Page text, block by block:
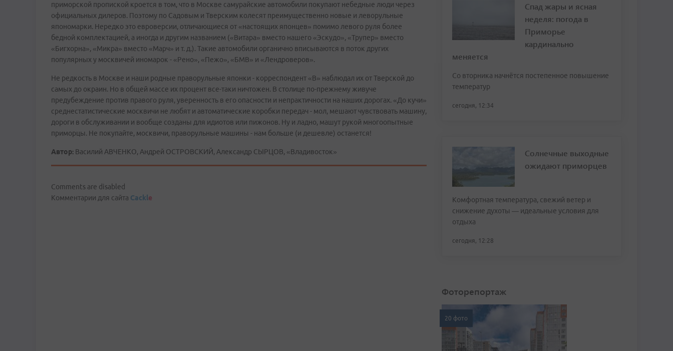
приморской пропиской кроется в том, что в Москве самурайские автомобили покупают небедные люди через
официальных дилеров. Поэтому по Садовым и Тверским колесят преимущественно новые и леворульные
япономарки. Нередко это евроверсии, отличающиеся от «настоящих японцев» помимо левого руля более
бедной комплектацией, а иногда и другим названием («Витара» вместо нашего «Эскудо», «Трупер» вместо
«Бигхорна», «Микра» вместо «Марч» и т. д.). Такие автомобили органично вписываются в поток других
популярных у москвичей иномарок - «Рено», «Пежо», «БМВ» и «Лендроверов».
Не редкость в Москве и наши родные праворульные японки - корреспондент «В» наблюдал их от Тверской до
самых до окраин. Но в общей массе их процент все-таки ничтожен. В столице по-прежнему живуче
предубеждение против правого руля, уверенность в его опасности и непрактичности на наших дорогах. «До кучи»
среднестатистические москвичи не любят и автоматические коробки передач - мол, мешают чувствовать машину,
дороги в обслуживании и вообще созданы для идиотов или пижонов. Ну и ладно, машут рукой многоопытные
приморцы. Не покупайте, москвичи, праворульные машины - нам больше (и дешевле) останется!
Автор: Василий АВЧЕНКО, Андрей ОСТРОВСКИЙ, Александр СЫРЦОВ, «Владивосток»
Comments are disabled
Комментарии для сайта Cackle
Спад жары и ясная
неделя: погода в
Приморье
кардинально
меняется
Со вторника начнётся постепенное повышение
температур
сегодня, 12:34
Солнечные выходные
ожидают приморцев
Комфортная температура, свежий ветер и
снижение духоты — идеальные условия для
отдыха
сегодня, 12:28
Фоторепортаж
20 фото